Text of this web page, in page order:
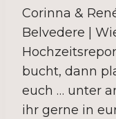
Corinna &
Belvedere |
bucht, dann
euch … unter
ihr gerne in